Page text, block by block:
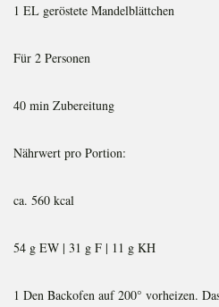
1 EL geröstete Mandelblättchen
Für 2 Personen
40 min Zubereitung
Nährwert pro Portion:
ca. 560 kcal
54 g EW | 31 g F | 11 g KH
1 Den Backofen auf 200° vorheizen.